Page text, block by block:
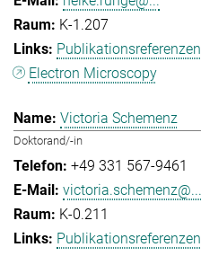
K-1.207
Publikationsreferenzen
Electron Microscopy
Victoria Schemenz
Doktorand/-in
+49 331 567-9461
victoria.schemenz@...
K-0.211
Publikationsreferenzen